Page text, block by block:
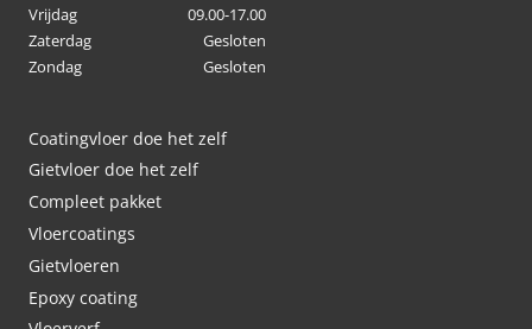
Vrijdag
09.00-17.00
Zaterdag
Gesloten
Zondag
Gesloten
Coatingvloer doe het zelf
Gietvloer doe het zelf
Compleet pakket
Vloercoatings
Gietvloeren
Epoxy coating